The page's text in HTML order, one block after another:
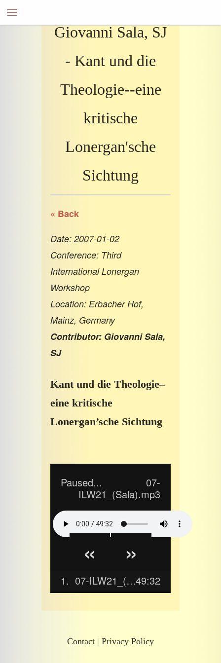
Giovanni Sala, SJ
- Kant und die
Theologie--eine
kritische
Lonergan'sche
Sichtung
« Back
Date: 2007-01-02
Conference: Third
International Lonergan
Workshop
Location: Erbacher Hof,
Mainz, Germany
Contributor: Giovanni Sala,
SJ
Kant und die Theologie–
eine kritische
Lonergan’sche Sichtung
Paused...
07-
ILW21_(Sala).mp3
« »
1. 07-ILW21_(Sala).mp349:32
Contact | Privacy Policy